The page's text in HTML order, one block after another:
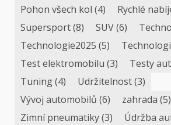
Pohon všech kol (4) Rychlé
Supersport(8) SUV(6)
Technologie2025 (5)
Test elektromobilu (3) Testy aut
Tuning(4) Udržitelnost(3)
Vývoj automobilů (6) zahrada (5)
Zimní pneumatiky(3) Údržba